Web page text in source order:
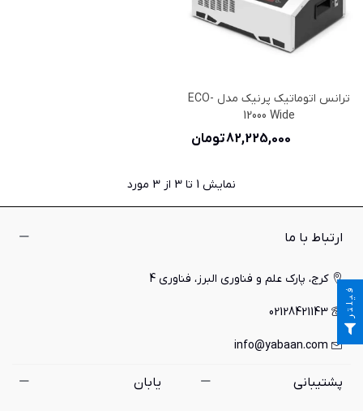
ترانس اتوماتیک پرنیک مدل ECO-
12000 Wide
82,225,000 تومان
نمایش 1 تا 3 از 3 مورد
ارتباط با ما
کرج، پارک علم و فناوری البرز، فناوری 4
02128421143
info@yabaan.com
پشتیبانی یابان
فیلتر